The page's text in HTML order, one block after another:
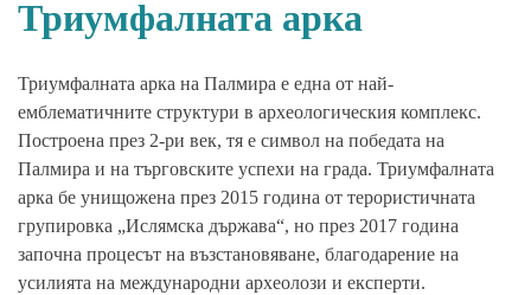
Триумфалната арка
Триумфалната арка на Палмира е една от най-
емблематичните структури в археологическия комплекс.
Построена през 2-ри век, тя е символ на победата на
Палмира и на търговските успехи на града. Триумфалната
арка бе унищожена през 2015 година от терористичната
групировка „Ислямска държава“, но през 2017 година
започна процесът на възстановяване, благодарение на
усилията на международни археолози и експерти.